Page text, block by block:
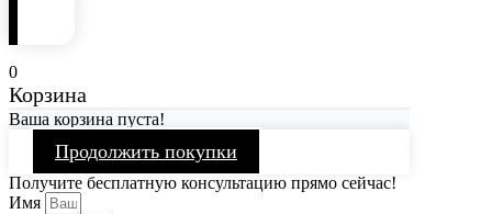
0
Корзина
Ваша корзина пуста!
Продолжить покупки
Получите бесплатную консультацию прямо сейчас!
Имя